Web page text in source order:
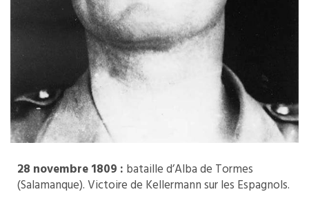
28 novembre 1809 : bataille d’Alba de Tormes
(Salamanque). Victoire de Kellermann sur les Espagnols.